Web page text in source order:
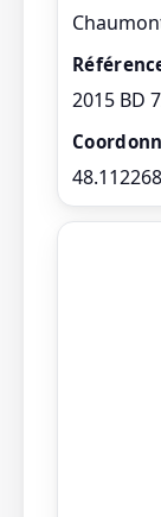
2015 BD